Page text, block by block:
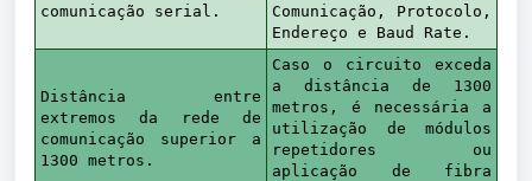
comunicação serial.
Comunicação, Protocolo,
Endereço e Baud Rate.
Distância entre
extremos da rede de
comunicação superior a
1300 metros.
Caso o circuito exceda
a distância de 1300
metros, é necessária a
utilização de módulos
repetidores ou
aplicação de fibra